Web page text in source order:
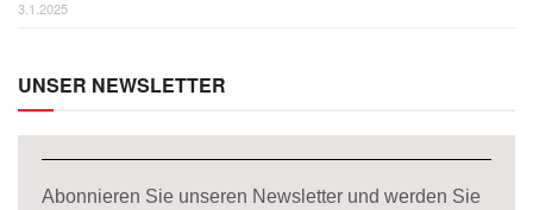
3.1.2025
UNSER NEWSLETTER
Abonnieren Sie unseren Newsletter und werden Sie